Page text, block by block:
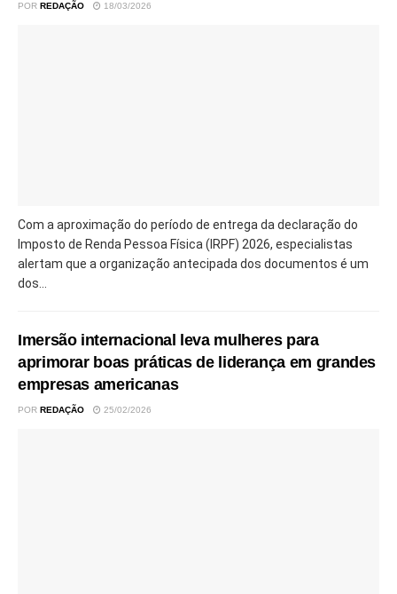
POR REDAÇÃO 18/03/2026
Com a aproximação do período de entrega da declaração do
Imposto de Renda Pessoa Física (IRPF) 2026, especialistas
alertam que a organização antecipada dos documentos é um
dos...
Imersão internacional leva mulheres para
aprimorar boas práticas de liderança em grandes
empresas americanas
POR REDAÇÃO 25/02/2026